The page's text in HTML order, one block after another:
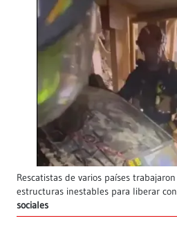
Rescatistas de varios países
estructuras inestables para liberar
sociales